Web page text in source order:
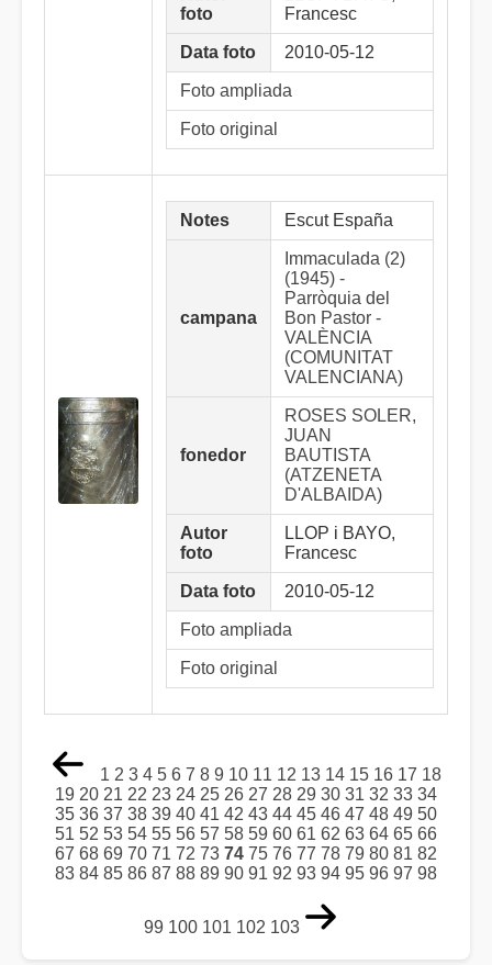
foto
Francesc
Data foto 2010-05-12
Foto ampliada
Foto original
Notes Escut España
campana
Immaculada (2)
(1945) -
Parròquia del
Bon Pastor -
VALÈNCIA
(COMUNITAT
VALENCIANA)
fonedor
ROSES SOLER,
JUAN
BAUTISTA
(ATZENETA
D'ALBAIDA)
Autor
foto
LLOP i BAYO,
Francesc
Data foto 2010-05-12
Foto ampliada
Foto original
1 2 3 4 5 6 7 8 9 10 11 12 13 14 15 16 17 18
19 20 21 22 23 24 25 26 27 28 29 30 31 32 33 34
35 36 37 38 39 40 41 42 43 44 45 46 47 48 49 50
51 52 53 54 55 56 57 58 59 60 61 62 63 64 65 66
67 68 69 70 71 72 73 74 75 76 77 78 79 80 81 82
83 84 85 86 87 88 89 90 91 92 93 94 95 96 97 98
99 100 101 102 103